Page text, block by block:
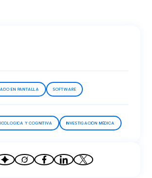
EN PANTALLA SOFTWARE
Y COGNITIVA INVESTIGACIÓN MÉDICA